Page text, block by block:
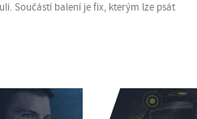
Součástí balení je fix, kterým lze psát